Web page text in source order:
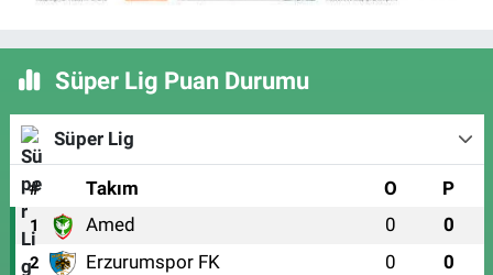
Süper Lig Puan Durumu
Süper Lig
# Takım O P
1 Amed 0 0
2 Erzurumspor FK 0 0